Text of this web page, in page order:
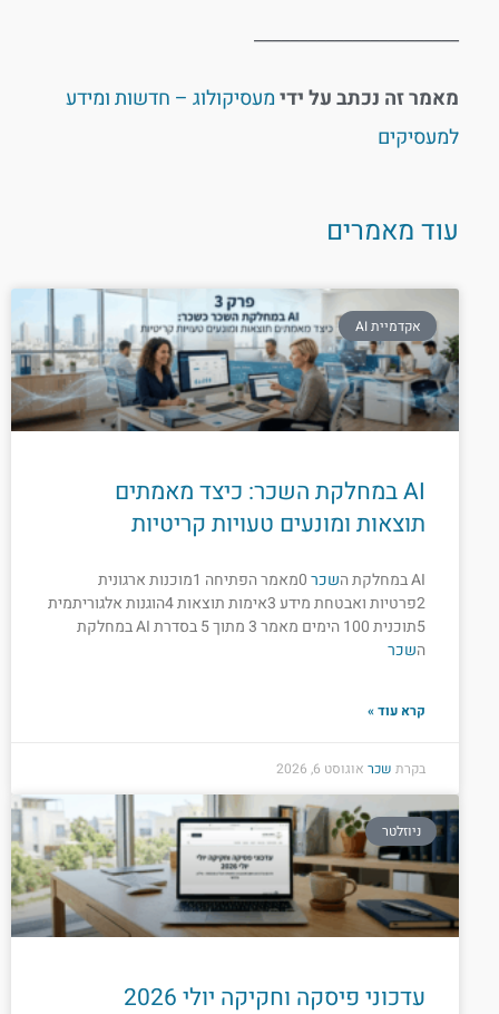
_______________________
מאמר זה נכתב על ידימעסיקולוג – חדשות ומידע
למעסיקים
עוד מאמרים
אקדמיית AI
AI במחלקת השכר: כיצד מאמתים
תוצאות ומונעים טעויות קריטיות
AI במחלקת ה שכר
0מאמר הפתיחה 1מוכנות ארגונית
2פרטיות ואבטחת מידע 3אימות תוצאות 4הוגנות אלגוריתמית
5תוכנית 100 הימים מאמר 3 מתוך 5 בסדרת AI במחלקת
השכר
קרא עוד »
בקרתשכראוגוסט 6, 2026
ניוזלטר
עדכוני פיסקה וחקיקה יולי 2026